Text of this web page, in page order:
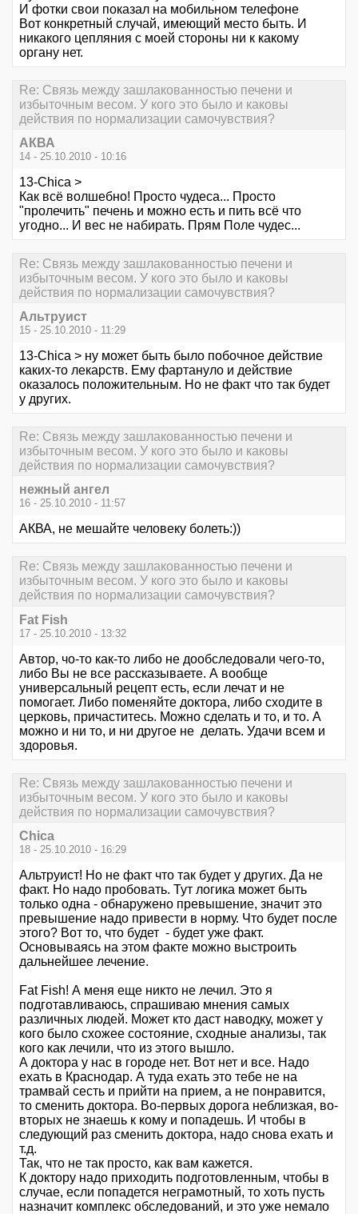
И фотки свои показал на мобильном телефоне
Вот конкретный случай, имеющий место быть. И
никакого цепляния с моей стороны ни к какому
органу нет.
Re: Связь между зашлакованностью печени и
избыточным весом. У кого это было и каковы
действия по нормализации самочувствия?
АКВА
14 - 25.10.2010 - 10:16
13-Chica >
Как всё волшебно! Просто чудеса... Просто
"пролечить" печень и можно есть и пить всё что
угодно... И вес не набирать. Прям Поле чудес...
Re: Связь между зашлакованностью печени и
избыточным весом. У кого это было и каковы
действия по нормализации самочувствия?
Альтруист
15 - 25.10.2010 - 11:29
13-Chica > ну может быть было побочное действие
каких-то лекарств. Ему фартануло и действие
оказалось положительным. Но не факт что так будет
у других.
Re: Связь между зашлакованностью печени и
избыточным весом. У кого это было и каковы
действия по нормализации самочувствия?
нежный ангел
16 - 25.10.2010 - 11:57
АКВА, не мешайте человеку болеть:))
Re: Связь между зашлакованностью печени и
избыточным весом. У кого это было и каковы
действия по нормализации самочувствия?
Fat Fish
17 - 25.10.2010 - 13:32
Автор, чо-то как-то либо не дообследовали чего-то,
либо Вы не все рассказываете. А вообще
универсальный рецепт есть, если лечат и не
помогает. Либо поменяйте доктора, либо сходите в
церковь, причаститесь. Можно сделать и то, и то. А
можно и ни то, и ни другое не делать. Удачи всем и
здоровья.
Re: Связь между зашлакованностью печени и
избыточным весом. У кого это было и каковы
действия по нормализации самочувствия?
Chica
18 - 25.10.2010 - 16:29
Альтруист! Но не факт что так будет у других. Да не
факт. Но надо пробовать. Тут логика может быть
только одна - обнаружено превышение, значит это
превышение надо привести в норму. Что будет после
этого? Вот то, что будет - будет уже факт.
Основываясь на этом факте можно выстроить
дальнейшее лечение.
Fat Fish! А меня еще никто не лечил. Это я
подготавливаюсь, спрашиваю мнения самых
различных людей. Может кто даст наводку, может у
кого было схожее состояние, сходные анализы, так
кого как лечили, что из этого вышло.
А доктора у нас в городе нет. Вот нет и все. Надо
ехать в Краснодар. А туда ехать это тебе не на
трамвай сесть и прийти на прием, а не понравится,
то сменить доктора. Во-первых дорога неблизкая, во-
вторых не знаешь к кому и попадешь. И чтобы в
следующий раз сменить доктора, надо снова ехать и
т.д.
Так, что не так просто, как вам кажется.
К доктору надо приходить подготовленным, чтобы в
случае, если попадется неграмотный, то хоть пусть
назначит комплекс обследований, и это уже немало